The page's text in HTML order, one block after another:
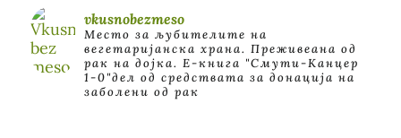
vkusnobezmeso
Место за љубителите на
вегетаријанска храна. Преживеана од
рак на дојка. E-книга "Смути-Канцер
1-0"дел од средствата за донација на
заболени од рак